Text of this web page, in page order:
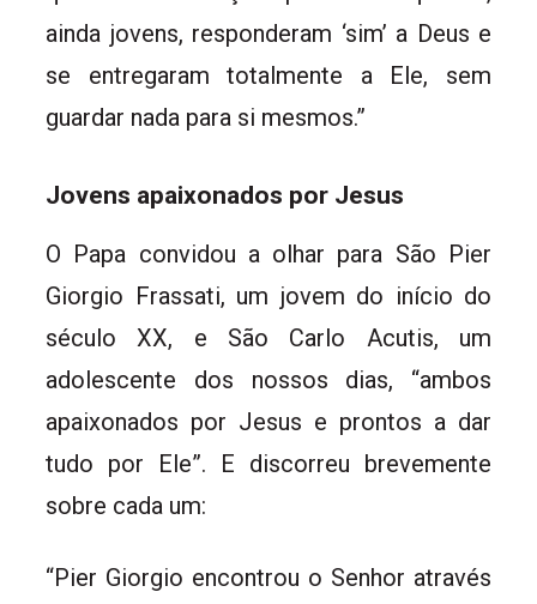
ainda jovens, responderam ‘sim’ a Deus e
se entregaram totalmente a Ele, sem
guardar nada para si mesmos.”
Jovens apaixonados por Jesus
O Papa convidou a olhar para São Pier
Giorgio Frassati, um jovem do início do
século XX, e São Carlo Acutis, um
adolescente dos nossos dias, “ambos
apaixonados por Jesus e prontos a dar
tudo por Ele”. E discorreu brevemente
sobre cada um:
“Pier Giorgio encontrou o Senhor através